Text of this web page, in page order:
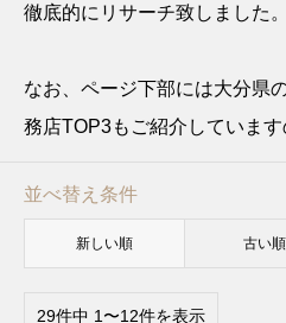
徹底的にリサーチ致しました。
なお、ページ下部には大分県
務店TOP3もご紹介しています
並べ替え条件
新しい順 古い順
29件中 1〜12件を表示